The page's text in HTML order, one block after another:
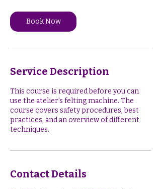
n
Book Now
Service Description
This course is required before you can
use the atelier's felting machine. The
course covers safety procedures, best
practices, and an overview of different
techniques.
Contact Details